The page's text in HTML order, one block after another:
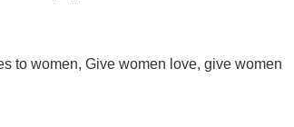
to women, Give women love, give women